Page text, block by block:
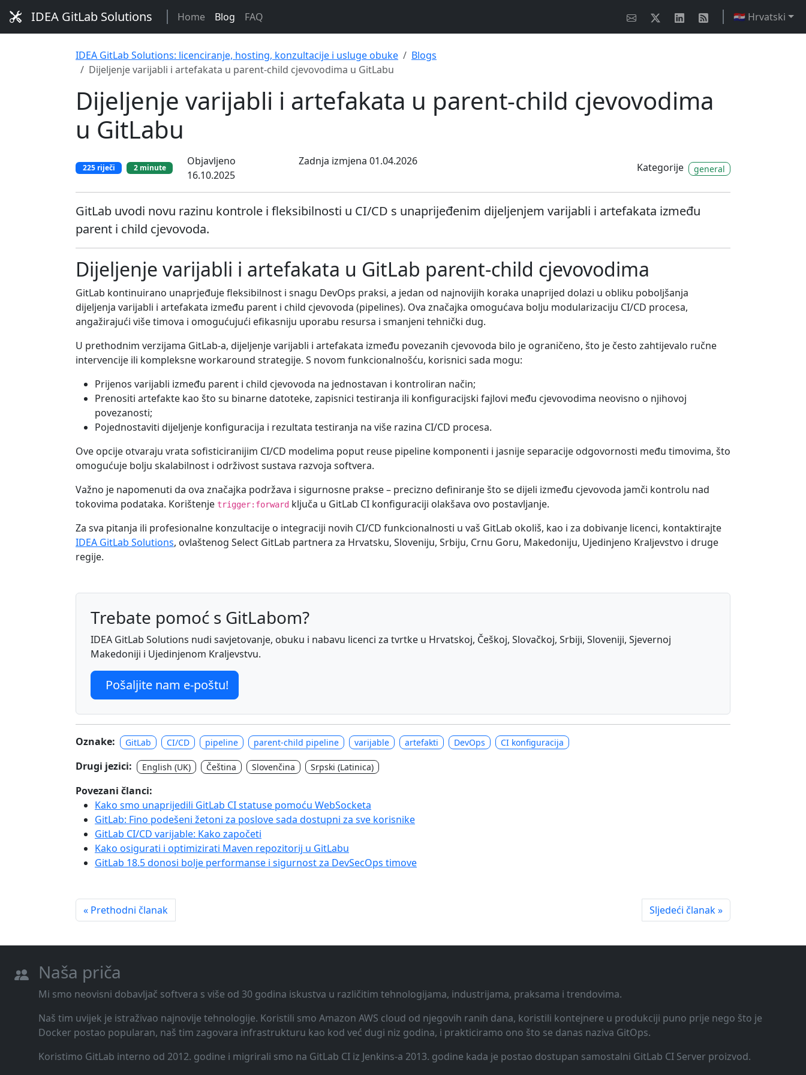
IDEA GitLab Solutions Home Blog FAQ 🇭🇷 Hrvatski
IDEA GitLab Solutions: licenciranje, hosting, konzultacije i usluge obuke
Blogs
Dijeljenje varijabli i artefakata u parent-child cjevovodima u GitLabu
Dijeljenje varijabli i artefakata u parent-child cjevovodima
u GitLabu
225 riječi 2 minute
Objavljeno
16.10.2025
Zadnja izmjena 01.04.2026
Kategorije general
GitLab uvodi novu razinu kontrole i fleksibilnosti u CI/CD s unaprijeđenim dijeljenjem varijabli i artefakata između
parent i child cjevovoda.
Dijeljenje varijabli i artefakata u GitLab parent-child cjevovodima
GitLab kontinuirano unaprjeđuje fleksibilnost i snagu DevOps praksi, a jedan od najnovijih koraka unaprijed dolazi u obliku poboljšanja
dijeljenja varijabli i artefakata između parent i child cjevovoda (pipelines). Ova značajka omogućava bolju modularizaciju CI/CD procesa,
angažirajući više timova i omogućujući efikasniju uporabu resursa i smanjeni tehnički dug.
U prethodnim verzijama GitLab-a, dijeljenje varijabli i artefakata između povezanih cjevovoda bilo je ograničeno, što je često zahtijevalo ručne
intervencije ili kompleksne workaround strategije. S novom funkcionalnošću, korisnici sada mogu:
Prijenos varijabli između parent i child cjevovoda na jednostavan i kontroliran način;
Prenositi artefakte kao što su binarne datoteke, zapisnici testiranja ili konfiguracijski fajlovi među cjevovodima neovisno o njihovoj
povezanosti;
Pojednostaviti dijeljenje konfiguracija i rezultata testiranja na više razina CI/CD procesa.
Ove opcije otvaraju vrata sofisticiranijim CI/CD modelima poput reuse pipeline komponenti i jasnije separacije odgovornosti među timovima, što
omogućuje bolju skalabilnost i održivost sustava razvoja softvera.
Važno je napomenuti da ova značajka podržava i sigurnosne prakse – precizno definiranje što se dijeli između cjevovoda jamči kontrolu nad
tokovima podataka. Korištenje trigger:forward ključa u GitLab CI konfiguraciji olakšava ovo postavljanje.
Za sva pitanja ili profesionalne konzultacije o integraciji novih CI/CD funkcionalnosti u vaš GitLab okoliš, kao i za dobivanje licenci, kontaktirajte
IDEA GitLab Solutions, ovlaštenog Select GitLab partnera za Hrvatsku, Sloveniju, Srbiju, Crnu Goru, Makedoniju, Ujedinjeno Kraljevstvo i druge
regije.
Trebate pomoć s GitLabom?
IDEA GitLab Solutions nudi savjetovanje, obuku i nabavu licenci za tvrtke u Hrvatskoj, Češkoj, Slovačkoj, Srbiji, Sloveniji, Sjevernoj
Makedoniji i Ujedinjenom Kraljevstvu.
Pošaljite nam e-poštu!
Oznake: GitLab CI/CD pipeline parent-child pipeline varijable artefakti DevOps CI konfiguracija
Drugi jezici: English (UK) Čeština Slovenčina Srpski (Latinica)
Povezani članci:
Kako smo unaprijedili GitLab CI statuse pomoću WebSocketa
GitLab: Fino podešeni žetoni za poslove sada dostupni za sve korisnike
GitLab CI/CD varijable: Kako započeti
Kako osigurati i optimizirati Maven repozitorij u GitLabu
GitLab 18.5 donosi bolje performanse i sigurnost za DevSecOps timove
« Prethodni članak Sljedeći članak »
Naša priča
Mi smo neovisni dobavljač softvera s više od 30 godina iskustva u različitim tehnologijama, industrijama, praksama i trendovima.
Naš tim uvijek je istraživao najnovije tehnologije. Koristili smo Amazon AWS cloud od njegovih ranih dana, koristili kontejnere u produkciji puno prije nego što je
Docker postao popularan, naš tim zagovara infrastrukturu kao kod već dugi niz godina, i prakticiramo ono što se danas naziva GitOps.
Koristimo GitLab interno od 2012. godine i migrirali smo na GitLab CI iz Jenkins-a 2013. godine kada je postao dostupan samostalni GitLab CI Server proizvod.